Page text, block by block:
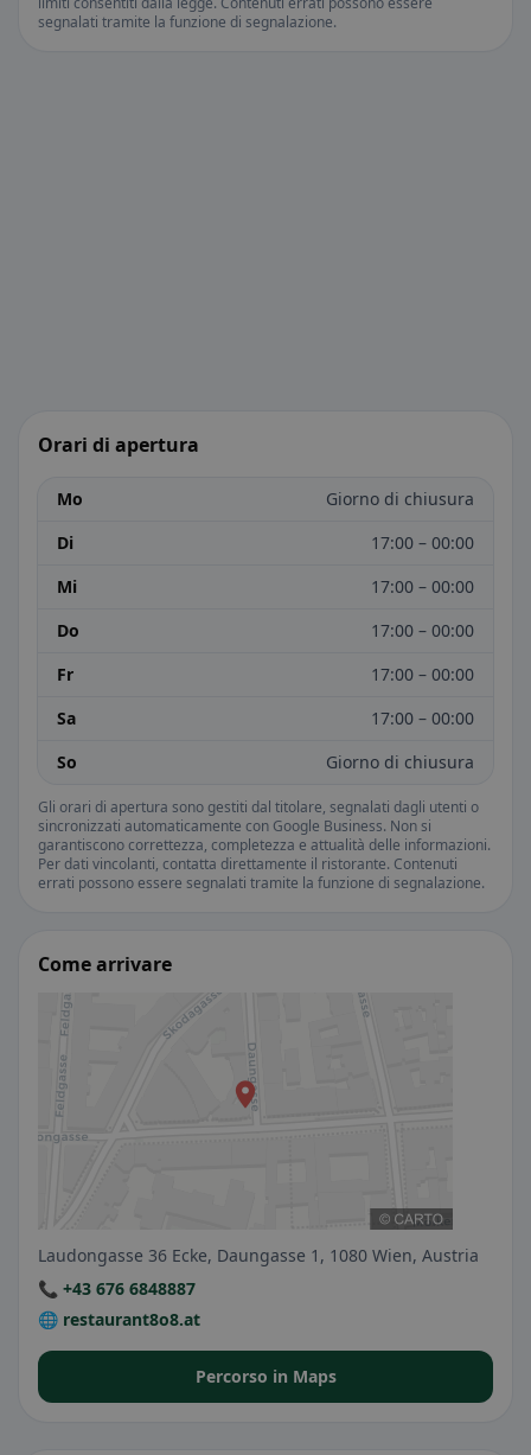
segnalati tramite la funzione di segnalazione.
Orari di apertura
Mo
Giorno di chiusura
Di
17:00 – 00:00
Mi
17:00 – 00:00
Do
17:00 – 00:00
Fr
17:00 – 00:00
Sa
17:00 – 00:00
So
Giorno di chiusura
Gli orari di apertura sono gestiti dal titolare, segnalati dagli utenti o
sincronizzati automaticamente con Google Business. Non si
garantiscono correttezza, completezza e attualità delle informazioni.
Per dati vincolanti, contatta direttamente il ristorante. Contenuti
errati possono essere segnalati tramite la funzione di segnalazione.
Come arrivare
Laudongasse 36 Ecke, Daungasse 1, 1080 Wien, Austria
📞 +43 676 6848887
🌐 restaurant8o8.at
Percorso in Maps